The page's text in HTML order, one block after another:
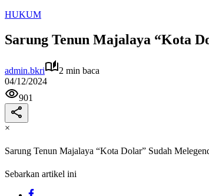
HUKUM
Sarung Tenun Majalaya “Kota
admin.bkri
2 min baca
04/12/2024
901
×
Sarung Tenun Majalaya “Kota Dolar” Sudah
Sebarkan artikel ini